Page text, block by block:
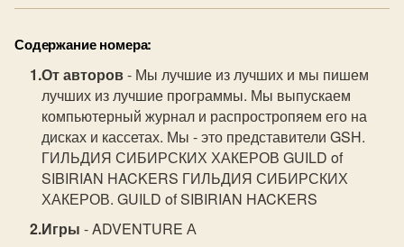
Содержание номера:
От авторов- Мы лучшие из лучших и мы пишем
лучших из лучшие программы. Мы выпускаем
компьютерный журнал и распростропяем его на
дисках и кассетах. Мы - это представители GSH.
ГИЛЬДИЯ СИБИРСКИХ ХАКЕРОВ GUILD of
SIBIRIAN HACKERS ГИЛЬДИЯ СИБИРСКИХ
ХАКЕРОВ. GUILD of SIBIRIAN HACKERS
Игры - ADVENTURE А